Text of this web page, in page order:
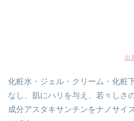
出
化粧水・ジェル・クリーム・化粧
なし、肌にハリを与え、若々しさ
成分アスタキサンチンをナノサイ